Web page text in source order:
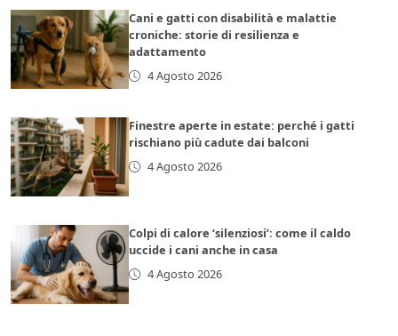
Cani e gatti con disabilità e malattie
croniche: storie di resilienza e
adattamento
4 Agosto 2026
Finestre aperte in estate: perché i gatti
rischiano più cadute dai balconi
4 Agosto 2026
Colpi di calore ‘silenziosi’: come il caldo
uccide i cani anche in casa
4 Agosto 2026